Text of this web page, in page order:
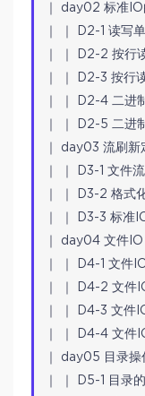
｜ day02 标准
｜ ｜ D2-1 读写
｜ ｜ D2-2 按行
｜ ｜ D2-3 按行
｜ ｜ D2-4 二进
｜ ｜ D2-5 二进
｜ day03 流刷新
｜ ｜ D3-1 文件
｜ ｜ D3-2 格式
｜ ｜ D3-3 标准
｜ day04 文件IO
｜ ｜ D4-1 文件
｜ ｜ D4-2 文件
｜ ｜ D4-3 文件
｜ ｜ D4-4 文件
｜ day05 目录操
｜ ｜ D5-1 目录